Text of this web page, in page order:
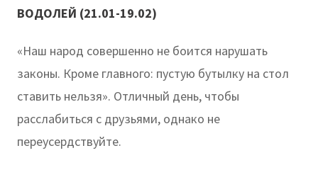
ВОДОЛЕЙ (21.01-19.02)
«Наш народ совершенно не боится нарушать
законы. Кроме главного: пустую бутылку на стол
ставить нельзя». Отличный день, чтобы
расслабиться с друзьями, однако не
переусердствуйте.